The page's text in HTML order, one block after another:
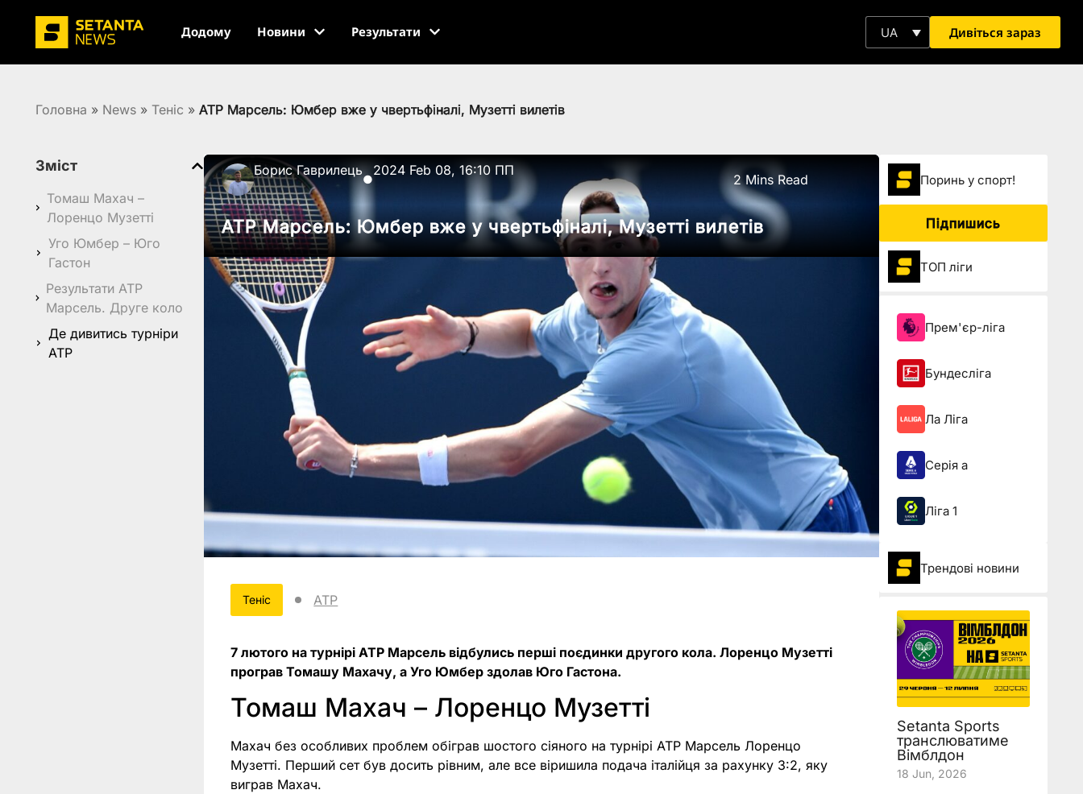
Додому Новини Результати UA Дивіться зараз
Головна » News » Теніс » ATP Марсель: Юмбер вже у чвертьфіналі, Музетті вилетів
Зміст
Томаш Махач –
Лоренцо Музетті
Уго Юмбер – Юго
Гастон
Результати ATP
Марсель. Друге коло
Де дивитись турніри
ATP
Борис Гаврилець
●
2024 Feb 08, 16:10 ПП
2 Mins Read
ATP Марсель: Юмбер вже у чвертьфіналі, Музетті вилетів
Теніс ATP
7 лютого на турнірі ATP Марсель відбулись перші поєдинки другого кола. Лоренцо Музетті
програв Томашу Махачу, а Уго Юмбер здолав Юго Гастона.
Томаш Махач – Лоренцо Музетті
Махач без особливих проблем обіграв шостого сіяного на турнірі ATP Марсель Лоренцо
Музетті. Перший сет був досить рівним, але все віришила подача італійця за рахунку 3:2, яку
виграв Махач.
Поринь у спорт!
Підпишись
ТОП ліги
Прем'єр-ліга
Бундесліга
Ла Ліга
Серія а
Ліга 1
Трендові новини
Setanta Sports
транслюватиме
Вімблдон
18 Jun, 2026